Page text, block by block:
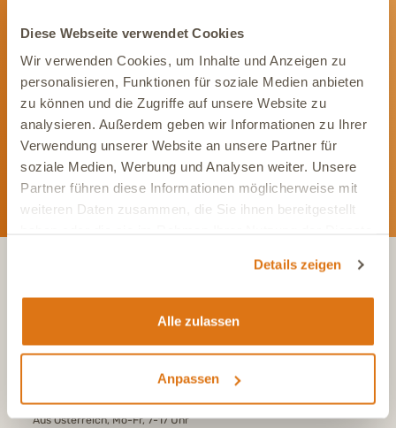
Diese Webseite verwendet Cookies
Wir verwenden Cookies, um Inhalte und Anzeigen zu
personalisieren, Funktionen für soziale Medien anbieten
zu können und die Zugriffe auf unsere Website zu
analysieren. Außerdem geben wir Informationen zu Ihrer
Verwendung unserer Website an unsere Partner für
soziale Medien, Werbung und Analysen weiter. Unsere
Partner führen diese Informationen möglicherweise mit
weiteren Daten zusammen, die Sie ihnen bereitgestellt
Details zeigen
Alle zulassen
Anpassen
Bleib immer auf dem Laufenden und vernetze Dich mit uns auf
Social Media. Unsere Kanäle bieten Dir aktuelle News und
exklusive Einblicke.
KONTAKT
Tel.:+49 (0)6504 7433510
Aus dem deutschen Festnetz, Mo-Fr, 7-17 Uhr
Tel.:+43 (0)720 883 773
Aus Österreich, Mo-Fr, 7-17 Uhr